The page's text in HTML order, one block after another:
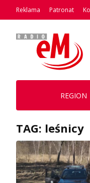
Reklama Patronat
REGION
TAG: leśnicy